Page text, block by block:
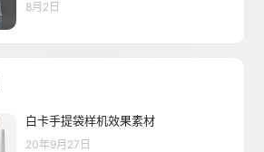
8月2日
白卡手提袋样机效果素材
20年9月27日